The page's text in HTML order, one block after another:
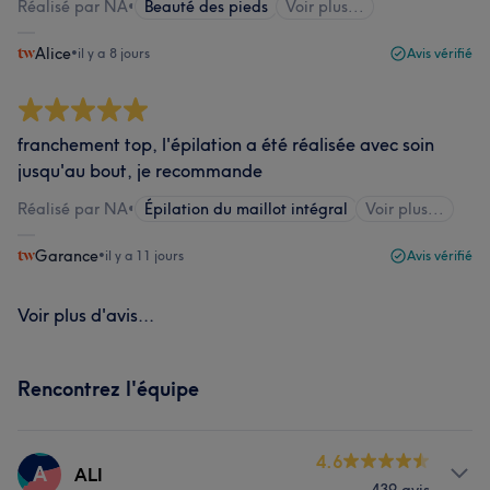
Réalisé par NA• Beauté des pieds Voir plus...
Alice•il y a 8 jours Avis vérifié
franchement top, l'épilation a été réalisée avec soin
jusqu'au bout, je recommande
Réalisé par NA• Épilation du maillot intégral Voir plus...
Garance•il y a 11 jours Avis vérifié
Voir plus d'avis...
Rencontrez l'équipe
A ALI
4.6